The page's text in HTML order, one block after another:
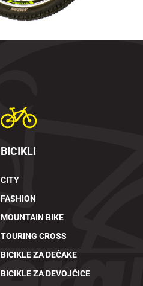
BICIKLI
CITY
FASHION
MOUNTAIN BIKE
TOURING CROSS
BICIKLE ZA DEČAKE
BICIKLE ZA DEVOJČICE